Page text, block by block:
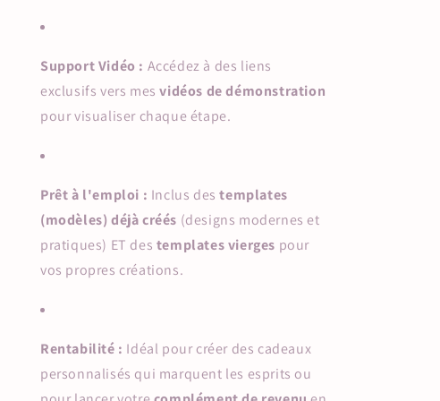
Support Vidéo : Accédez à des liens
exclusifs vers mesvidéos de démonstration
pour visualiser chaque étape.
Prêt à l'emploi : Inclus destemplates
(modèles) déjà créés (designs modernes et
pratiques) ET des templates vierges pour
vos propres créations.
Rentabilité : Idéal pour créer des cadeaux
personnalisés qui marquent les esprits ou